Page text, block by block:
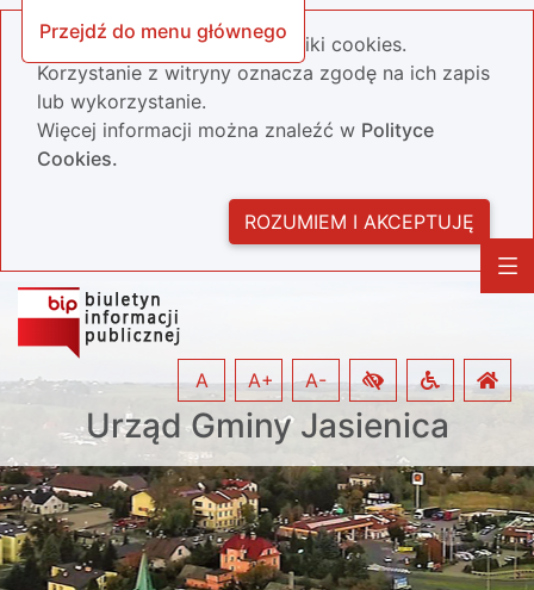
Przejdź do menu głównego
Nasza strona wykorzystuje pliki cookies.
Korzystanie z witryny oznacza zgodę na ich zapis
lub wykorzystanie.
Więcej informacji można znaleźć w Polityce
Cookies.
ROZUMIEM I AKCEPTUJĘ
Urząd Gminy Jasienica
A A+ A-